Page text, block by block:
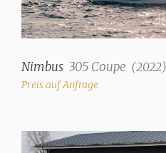
Salon
✓
Anzahl der Kabinen
2
3
Nimbus 305 Coupe (2022)
Preis auf Anfrage